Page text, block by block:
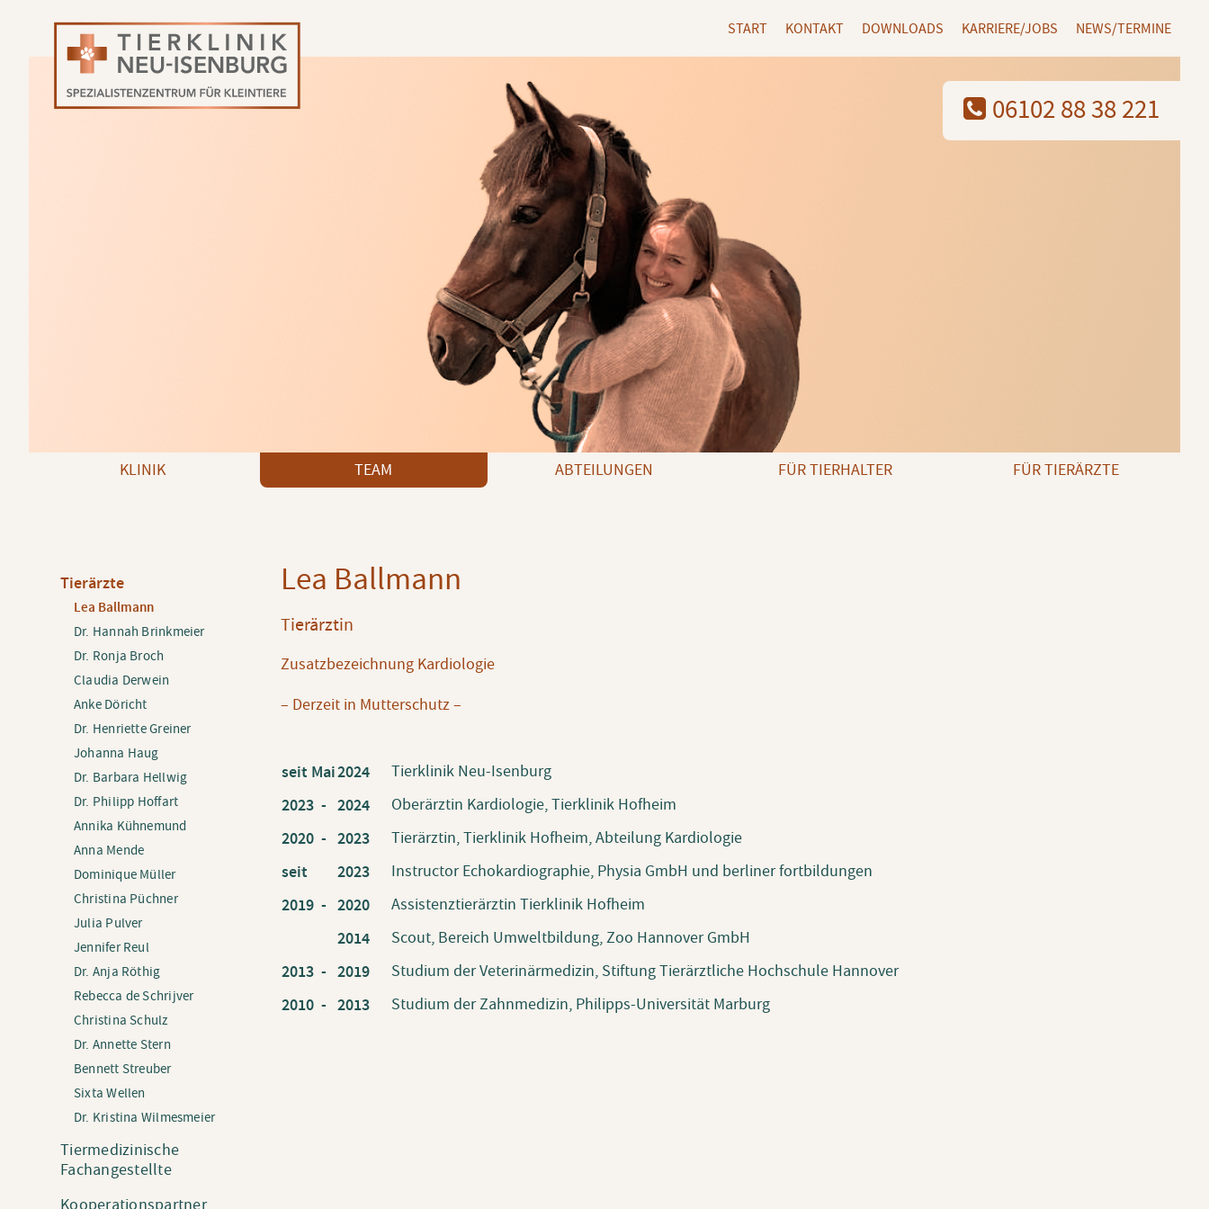
Navigation
überspringen
START KONTAKT DOWNLOADS KARRIERE/JOBS NEWS/TERMINE
06102 88 38 221
Navigation überspringen
KLINIK TEAM ABTEILUNGEN FÜR TIERHALTER FÜR TIERÄRZTE
Lea Ballmann
Tierärztin
Zusatzbezeichnung Kardiologie
– Derzeit in Mutterschutz –
seit Mai2024 Tierklinik Neu-Isenburg
2023 - 2024 Oberärztin Kardiologie, Tierklinik Hofheim
2020 - 2023 Tierärztin, Tierklinik Hofheim, Abteilung Kardiologie
seit 2023 Instructor Echokardiographie, Physia GmbH und berliner fortbildungen
2019 - 2020 Assistenztierärztin Tierklinik Hofheim
2014 Scout, Bereich Umweltbildung, Zoo Hannover GmbH
2013 - 2019 Studium der Veterinärmedizin, Stiftung Tierärztliche Hochschule Hannover
2010 - 2013 Studium der Zahnmedizin, Philipps-Universität Marburg
Navigation
überspringen
Tierärzte
Lea Ballmann
Dr. Hannah Brinkmeier
Dr. Ronja Broch
Claudia Derwein
Anke Döricht
Dr. Henriette Greiner
Johanna Haug
Dr. Barbara Hellwig
Dr. Philipp Hoffart
Annika Kühnemund
Anna Mende
Dominique Müller
Christina Püchner
Julia Pulver
Jennifer Reul
Dr. Anja Röthig
Rebecca de Schrijver
Christina Schulz
Dr. Annette Stern
Bennett Streuber
Sixta Wellen
Dr. Kristina Wilmesmeier
Tiermedizinische
Fachangestellte